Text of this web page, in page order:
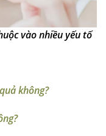
vào nhiều yếu tố
không?